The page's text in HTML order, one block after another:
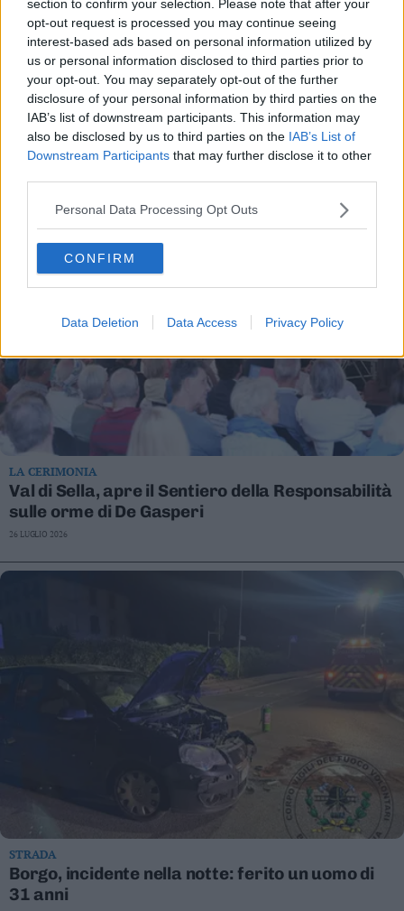
section to confirm your selection. Please note that after your
opt-out request is processed you may continue seeing
interest-based ads based on personal information utilized by
us or personal information disclosed to third parties prior to
your opt-out. You may separately opt-out of the further
disclosure of your personal information by third parties on the
IAB’s list of downstream participants. This information may
also be disclosed by us to third parties on the IAB’s List of
Downstream Participants that may further disclose it to other
Personal Data Processing Opt Outs
CONFIRM
Data Deletion Data Access Privacy Policy
L’ALLARME
Paura sulle Pale: fulmine centra la ferrata, un
escursionista in ospedale
26 LUGLIO 2026
LA CERIMONIA
Val di Sella, apre il Sentiero della Responsabilità
sulle orme di De Gasperi
26 LUGLIO 2026
STRADA
Borgo, incidente nella notte: ferito un uomo di
31 anni